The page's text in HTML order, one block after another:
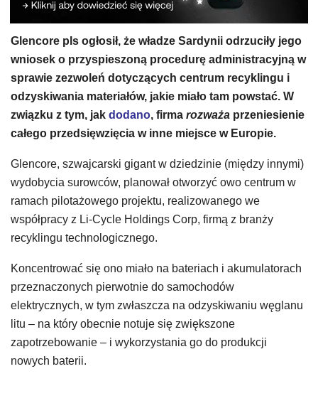
Glencore pls ogłosił, że władze Sardynii odrzuciły jego
wniosek o przyspieszoną procedurę administracyjną w
sprawie zezwoleń dotyczących centrum recyklingu i
odzyskiwania materiałów, jakie miało tam powstać. W
związku z tym, jak dodano, firma rozważa przeniesienie
całego przedsięwzięcia w inne miejsce w Europie.
Glencore, szwajcarski gigant w dziedzinie (między innymi)
wydobycia surowców, planował otworzyć owo centrum w
ramach pilotażowego projektu, realizowanego we
współpracy z Li-Cycle Holdings Corp, firmą z branży
recyklingu technologicznego.
Koncentrować się ono miało na bateriach i akumulatorach
przeznaczonych pierwotnie do samochodów
elektrycznych, w tym zwłaszcza na odzyskiwaniu węglanu
litu – na który obecnie notuje się zwiększone
zapotrzebowanie – i wykorzystania go do produkcji
nowych baterii.